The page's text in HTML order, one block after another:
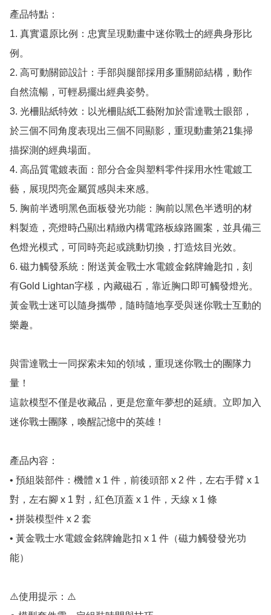
產品特點：
1. 真實還原比例：忠實呈現動畫中迷你戰士的經典身形比
例。
2. 高可動關節設計：手部與腿部採用多重關節結構，動作
自然流暢，可輕易擺出經典姿勢。
3. 光柵貼紙特效：以光柵貼紙工藝附加於雷達戰士眼部，
於三個不同角度表現出三個不同顯影，重現動畫第21集掃
描探測的經典場面。
4. 高品質電鍍表面：部分合金與塑料零件採用水性電鍍工
藝，展現閃亮金屬質感與未來感。
5. 胸前半透明黑色面板發光功能：胸前以黑色半透明的材
料製造，亮燈時凸顯出精緻內構電路板線路圖案，並具備三
色燈光模式，可同時亮起或跳動切換，打造炫目光效。
6. 磁力觸發系統：附送黃金戰士水電鍍金銘牌鑰匙扣，刻
有Gold Lightan字樣，內藏磁石，靠近胸口即可觸發燈光。
黃金戰士迷可以隨身攜帶，隨時隨地享受與迷你戰士互動的
樂趣。
與雷達戰士一同探索未知的領域，重現迷你戰士的團隊力
量！
這款模型不僅是收藏品，更是您童年夢想的延續。立即加入
迷你戰士團隊，喚醒記憶中的英雄！
產品內容：
• 預組裝部件：機體 x 1 件，前後頭部 x 2 件，左右手臂 x 1
對，左右腳 x 1 對，紅色頂蓋 x 1 件，天線 x 1 條
• 拼裝模型件 x 2 套
• 黃金戰士水電鍍金銘牌鑰匙扣 x 1 件（磁力觸發發光功
能）
⚠️使用提示：⚠️